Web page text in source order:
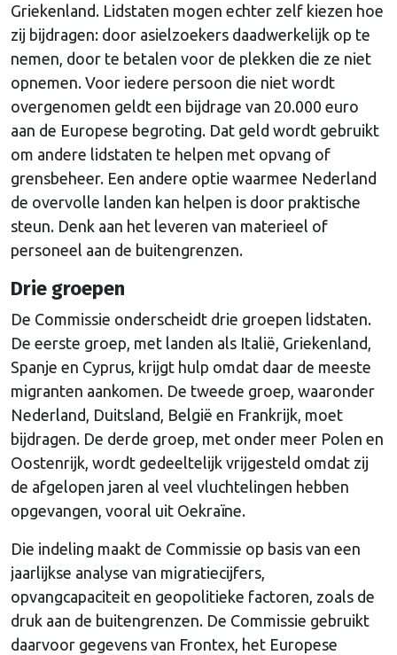
Griekenland. Lidstaten mogen echter zelf kiezen hoe
zij bijdragen: door asielzoekers daadwerkelijk op te
nemen, door te betalen voor de plekken die ze niet
opnemen. Voor iedere persoon die niet wordt
overgenomen geldt een bijdrage van 20.000 euro
aan de Europese begroting. Dat geld wordt gebruikt
om andere lidstaten te helpen met opvang of
grensbeheer. Een andere optie waarmee Nederland
de overvolle landen kan helpen is door praktische
steun. Denk aan het leveren van materieel of
personeel aan de buitengrenzen.
Drie groepen
De Commissie onderscheidt drie groepen lidstaten.
De eerste groep, met landen als Italië, Griekenland,
Spanje en Cyprus, krijgt hulp omdat daar de meeste
migranten aankomen. De tweede groep, waaronder
Nederland, Duitsland, België en Frankrijk, moet
bijdragen. De derde groep, met onder meer Polen en
Oostenrijk, wordt gedeeltelijk vrijgesteld omdat zij
de afgelopen jaren al veel vluchtelingen hebben
opgevangen, vooral uit Oekraïne.
Die indeling maakt de Commissie op basis van een
jaarlijkse analyse van migratiecijfers,
opvangcapaciteit en geopolitieke factoren, zoals de
druk aan de buitengrenzen. De Commissie gebruikt
daarvoor gegevens van Frontex, het Europese